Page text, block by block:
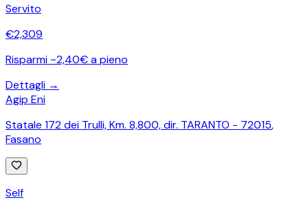
Servito
€2,309
Risparmi ~2,40€ a pieno
Dettagli →
Agip Eni
Statale 172 dei Trulli, Km. 8,800, dir. TARANTO - 72015,
Fasano
Self